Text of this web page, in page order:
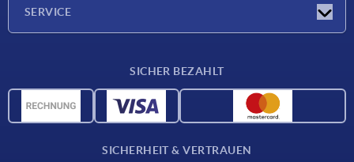
SERVICE
Werkstoffübersicht
SICHER BEZAHLT
SICHERHEIT & VERTRAUEN